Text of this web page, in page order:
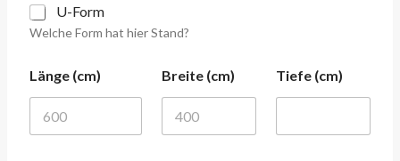
U-Form
Welche Form hat hier Stand?
Länge (cm) Breite (cm) Tiefe (cm)